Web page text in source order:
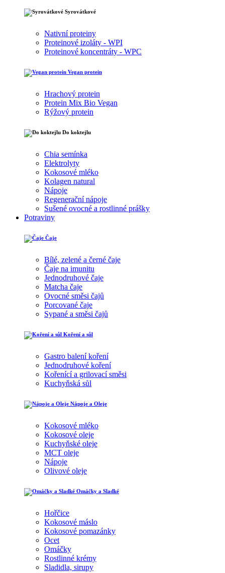
Syrovátkové
Nativní proteiny
Proteinové izoláty - WPI
Proteinové koncentráty - WPC
Vegan protein
Hrachový protein
Protein Mix Bio Vegan
Rýžový protein
Do koktejlu
Chia semínka
Elektrolyty
Kokosové mléko
Kolagen natural
Nápoje
Regenerační nápoje
Sušené ovocné a rostlinné prášky
Potraviny
Čaje
Bílé, zelené a černé čaje
Čaje na imunitu
Jednodruhové čaje
Matcha čaje
Ovocné směsi čajů
Porcované čaje
Sypané a směsi čajů
Koření a sůl
Gastro balení koření
Jednodruhové koření
Kořenící a grilovací směsi
Kuchyňská sůl
Nápoje a Oleje
Kokosové mléko
Kokosové oleje
Kuchyňské oleje
MCT oleje
Nápoje
Olivové oleje
Omáčky a Sladké
Hořčice
Kokosové máslo
Kokosové pomazánky
Ocet
Omáčky
Rostlinné krémy
Sladidla, sirupy